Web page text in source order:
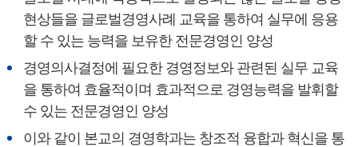
현상들을 글로벌경영사례 교육을 통하여 실무에 응용
할 수 있는 능력을 보유한 전문경영인 양성
경영의사결정에 필요한 경영정보와 관련된 실무 교육
을 통하여 효율적이며 효과적으로 경영능력을 발휘할
수 있는 전문경영인 양성
이와 같이 본교의 경영학과는 창조적 융합과 혁신을 통